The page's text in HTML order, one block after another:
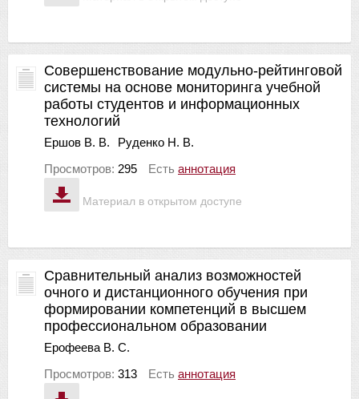
Материал в открытом доступе
Совершенствование модульно-рейтинговой
системы на основе мониторинга учебной
работы студентов и информационных
технологий
Ершов В. В.
Руденко Н. В.
Просмотров: 295 Есть аннотация
Сравнительный анализ возможностей
очного и дистанционного обучения при
формировании компетенций в высшем
профессиональном образовании
Ерофеева В. С.
Просмотров: 313 Есть аннотация